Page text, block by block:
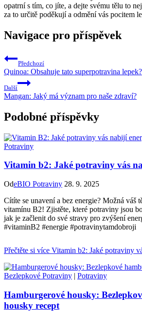
opatrní s tím, co jíte, a dejte svému tělu to
za to určitě poděkují a odmění vás pocitem
Navigace pro příspěvek
Předchozí
Quinoa: Obsahuje tato superpotravina lepek?
Další
Mangan: Jaký má význam pro naše zdraví?
Podobné příspěvky
Potraviny
Vitamin b2: Jaké potraviny vás
OdeBIO Potraviny 28. 9. 2025
Cítíte se unavení a bez energie? Možná váš
vitamínu B2! Zjistěte, které potraviny jsou
jak je začlenit do své stravy pro zvýšení
#vitaminB2 #energie #potravinytamdobroji
Přečtěte si více Vitamin b2: Jaké potraviny
Bezlepkové Potraviny | Potraviny
Hamburgerové housky:
housky recept